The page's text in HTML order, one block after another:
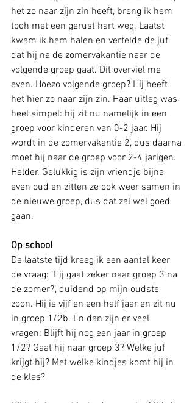
het zo naar zijn zin heeft, breng ik hem
toch met een gerust hart weg. Laatst
kwam ik hem halen en vertelde de juf
dat hij na de zomervakantie naar de
volgende groep gaat. Dit overviel me
even. Hoezo volgende groep? Hij heeft
het hier zo naar zijn zin. Haar uitleg was
heel simpel: hij zit nu namelijk in een
groep voor kinderen van 0-2 jaar. Hij
wordt in de zomervakantie 2, dus daarna
moet hij naar de groep voor 2-4 jarigen.
Helder. Gelukkig is zijn vriendje bijna
even oud en zitten ze ook weer samen in
de nieuwe groep, dus dat zal wel goed
gaan.
Op school
De laatste tijd kreeg ik een aantal keer
de vraag: 'Hij gaat zeker naar groep 3 na
de zomer?', duidend op mijn oudste
zoon. Hij is vijf en een half jaar en zit nu
in groep 1/2b. En dan zijn er veel
vragen: Blijft hij nog een jaar in groep
1/2? Gaat hij naar groep 3? Welke juf
krijgt hij? Met welke kindjes komt hij in
de klas?